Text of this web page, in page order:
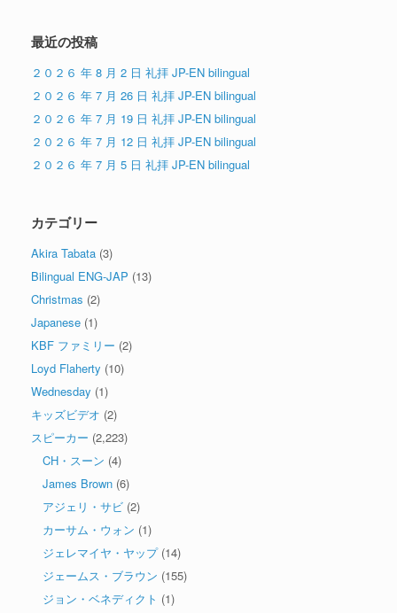
最近の投稿
２０２６ 年 8 月 2 日 礼拝 JP-EN bilingual
２０２６ 年 7 月 26 日 礼拝 JP-EN bilingual
２０２６ 年 7 月 19 日 礼拝 JP-EN bilingual
２０２６ 年 7 月 12 日 礼拝 JP-EN bilingual
２０２６ 年 7 月 5 日 礼拝 JP-EN bilingual
カテゴリー
Akira Tabata (3)
Bilingual ENG-JAP (13)
Christmas (2)
Japanese (1)
KBF ファミリー (2)
Loyd Flaherty (10)
Wednesday (1)
キッズビデオ (2)
スピーカー (2,223)
CH・スーン (4)
James Brown (6)
アジェリ・サビ (2)
カーサム・ウォン (1)
ジェレマイヤ・ヤップ(14)
ジェームス・ブラウン (155)
ジョン・ベネディクト (1)